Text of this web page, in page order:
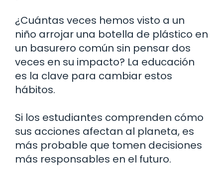
¿Cuántas veces hemos visto a un
niño arrojar una botella de plástico en
un basurero común sin pensar dos
veces en su impacto? La educación
es la clave para cambiar estos
hábitos.
Si los estudiantes comprenden cómo
sus acciones afectan al planeta, es
más probable que tomen decisiones
más responsables en el futuro.